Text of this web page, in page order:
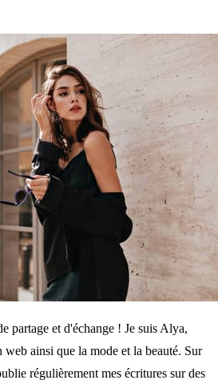
partage et d'échange ! Je suis Alya,
web ainsi que la mode et la beauté. Sur
régulièrement mes écritures sur des